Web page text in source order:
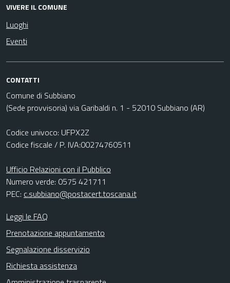
VIVERE IL COMUNE
Luoghi
Eventi
CONTATTI
Comune di Subbiano
(Sede provvisoria) via Garibaldi n. 1 - 52010 Subbiano (AR)
Codice univoco: UFPX2Z
Codice fiscale / P. IVA:00274760511
Ufficio Relazioni con il Pubblico
Numero verde: 0575 421711
PEC: c.subbiano@postacert.toscana.it
Leggi le FAQ
Prenotazione appuntamento
Segnalazione disservizio
Richiesta assistenza